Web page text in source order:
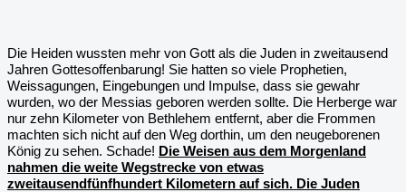
Die Heiden wussten mehr von Gott als die Juden in zweitausend
Jahren Gottesoffenbarung! Sie hatten so viele Prophetien,
Weissagungen, Eingebungen und Impulse, dass sie gewahr
wurden, wo der Messias geboren werden sollte. Die Herberge war
nur zehn Kilometer von Bethlehem entfernt, aber die Frommen
machten sich nicht auf den Weg dorthin, um den neugeborenen
König zu sehen. Schade! Die Weisen aus dem Morgenland
nahmen die weite Wegstrecke von etwas
zweitausendfünfhundert Kilometern auf sich. Die Juden